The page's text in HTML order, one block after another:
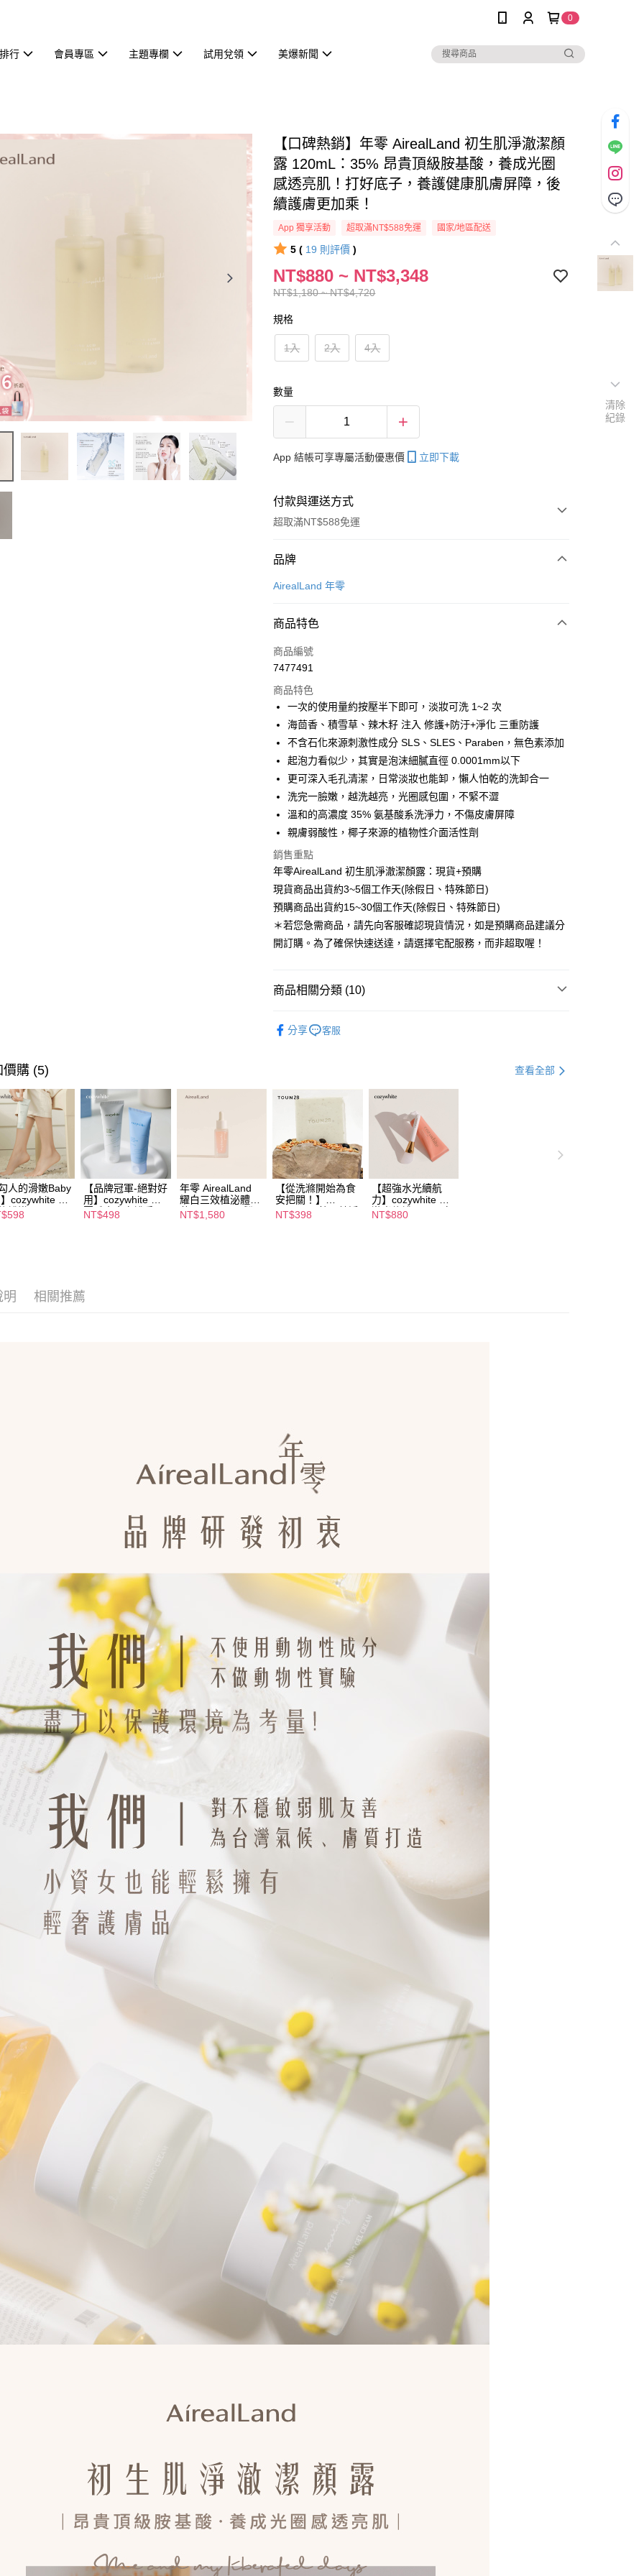
0
行 會員專區 主題專欄 試用兌領 美爆新聞
【口碑熱銷】年零 AirealLand 初生肌淨澈潔顏
露 120mL：35% 昂貴頂級胺基酸，養成光圈
感透亮肌！打好底子，養護健康肌膚屏障，後
續護膚更加乘！
App 獨享活動 超取滿NT$588免運 國家/地區配送
5 ( 19 則評價 )
NT$1,180 ~ NT$4,720
NT$880 ~ NT$3,348
規格
1入 2入 4入
數量
App 結帳可享專屬活動優惠價 立即下載
付款與運送方式
超取滿NT$588免運
付款方式
信用卡一次付款
合作金庫商業銀行
華南商業銀行
上海商業儲蓄銀行
國泰世華商業銀行
兆豐國際商業銀行
臺灣中小企業銀行
台中商業銀行
聯邦商業銀行
遠東國際商業銀行
元大商業銀行
永豐商業銀行
玉山商業銀行
星展（台灣）商業銀行
台新國際商業銀行
中國信託商業銀行
台灣樂天信用卡公司
超商取貨付款
LINE Pay
Apple Pay
悠遊付
Google Pay
全盈+PAY
大哥付你分期
相關說明
【大哥付你分期使用說明】
1.本服務由台灣大哥大提供，台灣大哥大用戶可立即使用無須另外申請。
2.付款方式選擇「大哥付你分期」，訂單成立後會自動跳轉到大哥付的交易
流程，驗證手機門號後，選擇欲分期的期數、繳款截止日，確認付款後即
完成交易。
4.訂單成立30分鐘內，如未前往確認交易或遇審核未通過，訂單將自動取
消。如遇「轉專審核」未通過狀況，表示未達大哥付你分期系統評分，恕
1.分期款項不併入電信帳單，「大哥付你分期」於每月結算日後寄送繳費提
醒簡訊。
用戶於交易時，得透過本服務購買商品或服務，並由商店將買賣／分期付
2.基於同意付款使用「大哥付你分期」之契約關係目的，商店將以您的個人
資料（包含姓名、電話或地址）提供予台灣大哥大進項蒐集、處理及利
用，由本公司與您本人進行分期帳單所需資料之確認、核對及更正。
3.完整用戶服務條款，請詳閱以下連結：https://oppay.tw/userRule
ATM付款
運送方式
全家取貨付款
付款後全家取貨
萊爾富取貨付款
每筆NT$80，滿NT$888(含以上)免運費
7-11取貨付款
每筆NT$80，滿NT$888(含以上)免運費
付款後7-11取貨
每筆NT$80，滿NT$888(含以上)免運費
宅配
品牌
AirealLand 年零
商品特色
商品編號
7477491
商品特色
一次的使用量約按壓半下即可，淡妝可洗 1~2 次
海茴香、積雪草、辣木籽 注入 修護+防汙+淨化 三重防護
不含石化來源刺激性成分 SLS、SLES、Paraben，無色素添加
起泡力看似少，其實是泡沫細膩直徑 0.0001mm以下
更可深入毛孔清潔，日常淡妝也能卸，懶人怕乾的洗卸合一
洗完一臉嫩，越洗越亮，光圈感包圍，不緊不澀
溫和的高濃度 35% 氨基酸系洗淨力，不傷皮膚屏障
親膚弱酸性，椰子來源的植物性介面活性劑
銷售重點
年零AirealLand 初生肌淨澈潔顏露：現貨+預購
現貨商品出貨約3~5個工作天(除假日、特殊節日)
預購商品出貨約15~30個工作天(除假日、特殊節日)
＊若您急需商品，請先向客服確認現貨情況，如是預購商品建議分
開訂購。為了確保快速送達，請選擇宅配服務，而非超取喔！
商品相關分類 (10)
保養選品Top
∣美容保養∣ 保養全品
🏆回購率最高排行榜 清潔選品Top
∣美容保養∣ 換季保養
全站商品
分享 客服
價購 (5) 查看全部
勾人的滑嫩Baby
cozywhite 水
護嫩足霜
【升級
說分手，重拾
足！體驗優惠
【品牌冠軍-絕對好
用】cozywhite 墨
夏千金亮白護手霜
40mL：高端保養
上『多入優惠』
NT$498
年零 AirealLand
耀白三效植泌體精
華 30mL：全球獨
家專利×植萃= 三
NT$1,580
【從洗滌開始為食
安把關！】
TOUN28 韓國純淨
有機農洗碗皂：韓
NT$398
【超強水光續航
力】cozywhite 水
激光修護膠原蛋白
面膜 70mL：韓國
NT$880
明 相關推薦
清除
紀錄